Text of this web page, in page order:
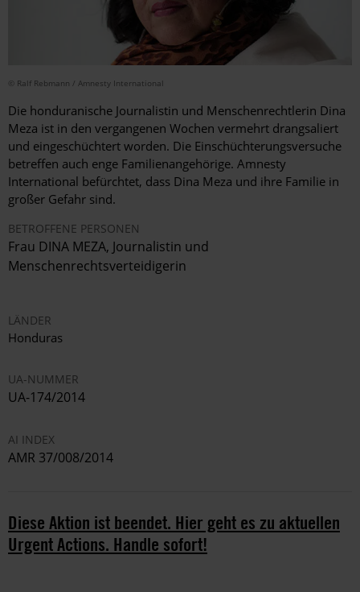
© Ralf Rebmann / Amnesty International
Die honduranische Journalistin und Menschenrechtlerin Dina
Meza ist in den vergangenen Wochen vermehrt drangsaliert
und eingeschüchtert worden. Die Einschüchterungsversuche
betreffen auch enge Familienangehörige. Amnesty
International befürchtet, dass Dina Meza und ihre Familie in
großer Gefahr sind.
BETROFFENE PERSONEN
Frau DINA MEZA, Journalistin und
Menschenrechtsverteidigerin
LÄNDER
Honduras
UA-NUMMER
UA-174/2014
AI INDEX
AMR 37/008/2014
Diese Aktion ist beendet. Hier geht es zu aktuellen
Urgent Actions. Handle sofort!